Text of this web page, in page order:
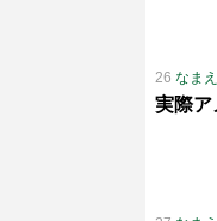
26 なまえ
実際ア